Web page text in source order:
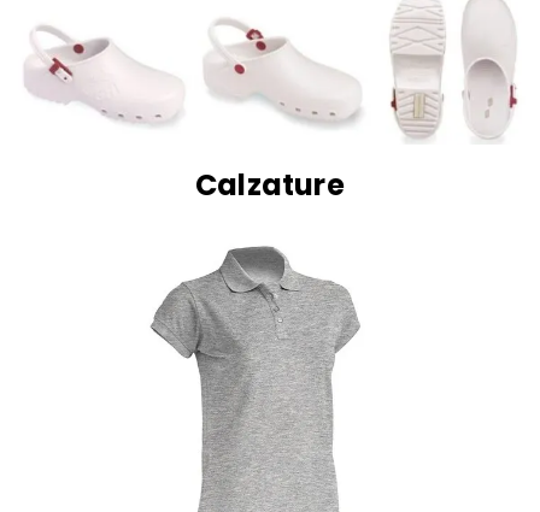
Calzature